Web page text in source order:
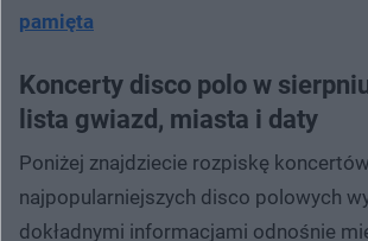
pamięta
Koncerty disco polo w
lista gwiazd, miasta i daty
Poniżej znajdziecie rozpiskę koncertów
najpopularniejszych disco polowych
dokładnymi informacjami odnośnie